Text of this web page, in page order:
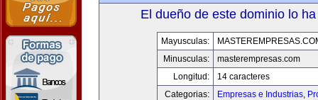
El dueño de este dominio lo
Mayusculas:
Minusculas:
masterempresas.com
Longitud:
14 caracteres
Categorias:
Empresas e Industrias,